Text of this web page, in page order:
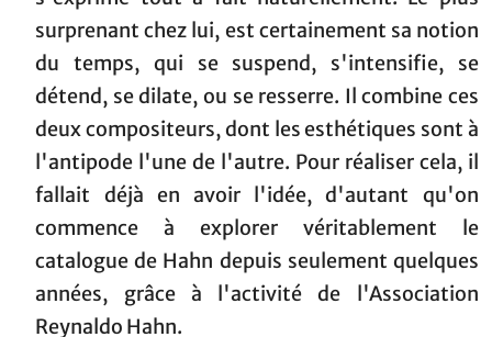
surprenant chez lui, est certainement sa notion
du temps, qui se suspend, s'intensifie, se
détend, se dilate, ou se resserre. Il combine ces
deux compositeurs, dont les esthétiques sont à
l'antipode l'une de l'autre. Pour réaliser cela, il
fallait déjà en avoir l'idée, d'autant qu'on
commence à explorer véritablement le
catalogue de Hahn depuis seulement quelques
années, grâce à l'activité de l'Association
Reynaldo Hahn.